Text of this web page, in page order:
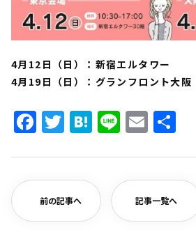
4月12日（日）：新宿エルタワー
4月19日（日）：グランフロント大阪
Facebook
Twitter
Hatena
LineEmail
前の記事へ 記事一覧へ